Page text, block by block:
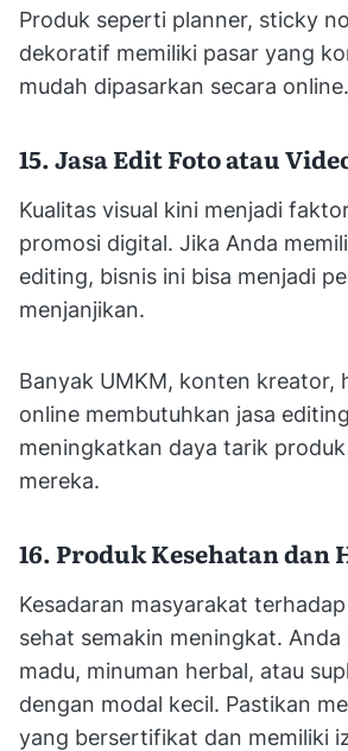
Produk seperti planner, sticky
dekoratif memiliki pasar yang
mudah dipasarkan secara online.
15. Jasa Edit Foto atau
Kualitas visual kini menjadi
promosi digital. Jika Anda
editing, bisnis ini bisa menjadi
menjanjikan.
Banyak UMKM, konten kreator,
online membutuhkan jasa
meningkatkan daya tarik
mereka.
16. Produk Kesehatan dan
Kesadaran masyarakat
sehat semakin meningkat. Anda
madu, minuman herbal, atau
dengan modal kecil. Pastikan
yang bersertifikat dan memiliki